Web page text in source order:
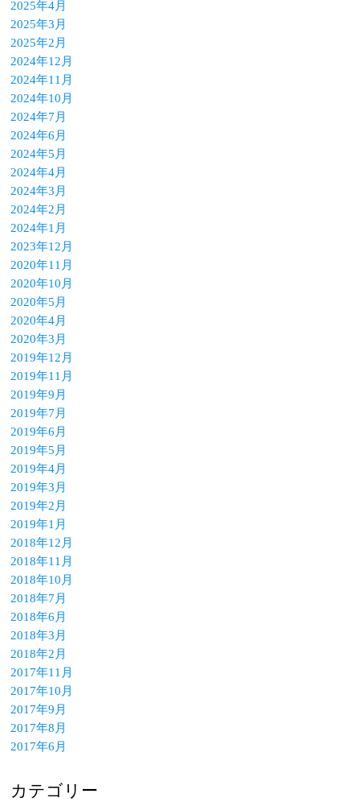
2025年4月
2025年3月
2025年2月
2024年12月
2024年11月
2024年10月
2024年7月
2024年6月
2024年5月
2024年4月
2024年3月
2024年2月
2024年1月
2023年12月
2020年11月
2020年10月
2020年5月
2020年4月
2020年3月
2019年12月
2019年11月
2019年9月
2019年7月
2019年6月
2019年5月
2019年4月
2019年3月
2019年2月
2019年1月
2018年12月
2018年11月
2018年10月
2018年7月
2018年6月
2018年3月
2018年2月
2017年11月
2017年10月
2017年9月
2017年8月
2017年6月
カテゴリー